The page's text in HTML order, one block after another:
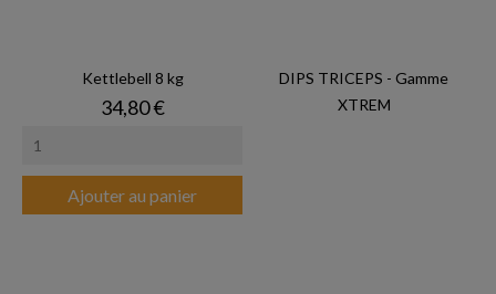
Kettlebell 8 kg
Prix
34,80 €
Ajouter au panier
DIPS TRICEPS - Gamme
XTREM